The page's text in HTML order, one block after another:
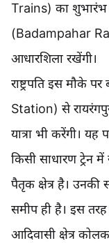
Trains) का शुभारंभ
(Badampahar
आधारशिला रखेंगी।
राष्ट्रपति इस मौके
Station) से
यात्रा भी करेंगी। यह
किसी साधारण ट्रेन
पैतृक क्षेत्र है। उनकी
समीप ही है। इस
आदिवासी क्षेत्र